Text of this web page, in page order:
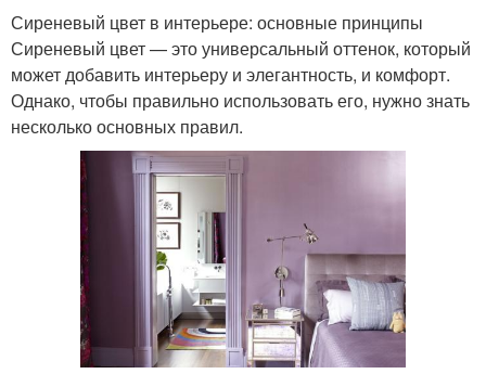
Сиреневый цвет в интерьере: основные принципы
Сиреневый цвет — это универсальный оттенок, который
может добавить интерьеру и элегантность, и комфорт.
Однако, чтобы правильно использовать его, нужно знать
несколько основных правил.